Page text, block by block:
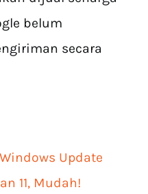
belum
secara
Update
11, Mudah!